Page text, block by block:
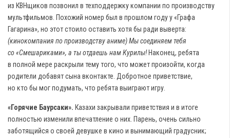
из КВНщиков позвонил в техподдержку компании по производству
мультфильмов. Похожий номер был в прошлом году у «Графа
Гагарина», но этот стоило оставить хотя бы ради выверта:
(кинокомпания по производству аниме) Мы соединяем тебя
со «Смешариками», а ты отдаешь нам Курилы! Наконец, ребята
в полной мере раскрыли тему того, что может произойти, когда
родители добавят сына вконтакте. Добротное приветствие,
но кто бы мог подумать, что ребята выиграют игру.
«Горячие Баурсаки». Казахи закрывали приветствия и в итоге
полностью изменили впечатление о них. Парень, очень сильно
заботящийся о своей девушке в кино и вынимающий градусник;